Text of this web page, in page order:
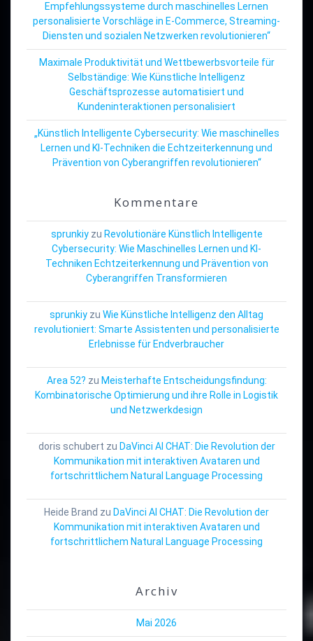
Empfehlungssysteme durch maschinelles Lernen
personalisierte Vorschläge in E-Commerce, Streaming-
Diensten und sozialen Netzwerken revolutionieren“
Maximale Produktivität und Wettbewerbsvorteile für
Selbständige: Wie Künstliche Intelligenz
Geschäftsprozesse automatisiert und
Kundeninteraktionen personalisiert
„Künstlich Intelligente Cybersecurity: Wie maschinelles
Lernen und KI-Techniken die Echtzeiterkennung und
Prävention von Cyberangriffen revolutionieren“
Kommentare
sprunkiyzu Revolutionäre Künstlich Intelligente
Cybersecurity: Wie Maschinelles Lernen und KI-
Techniken Echtzeiterkennung und Prävention von
Cyberangriffen Transformieren
sprunkiy zu Wie Künstliche Intelligenz den Alltag
revolutioniert: Smarte Assistenten und personalisierte
Erlebnisse für Endverbraucher
Area 52? zu Meisterhafte Entscheidungsfindung:
Kombinatorische Optimierung und ihre Rolle in Logistik
und Netzwerkdesign
doris schubert zu DaVinci AI CHAT: Die Revolution der
Kommunikation mit interaktiven Avataren und
fortschrittlichem Natural Language Processing
Heide Brand zu DaVinci AI CHAT: Die Revolution der
Kommunikation mit interaktiven Avataren und
fortschrittlichem Natural Language Processing
Archiv
Mai 2026